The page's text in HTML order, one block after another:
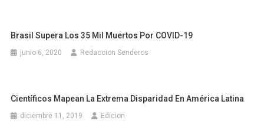
Brasil Supera Los 35 Mil Muertos Por COVID-19
junio 6, 2020 Redaccion Senderos
Científicos Mapean La Extrema Disparidad En América Latina
diciembre 11, 2019 Edicion